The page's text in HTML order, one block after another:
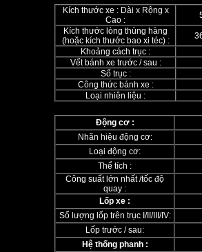
Kích thước xe : Dài x Rộng x
Cao :
Kích thước lòng thùng hàng
(hoặc kích thước bao xi téc) :
Khoảng cách trục :
Vết bánh xe trước / sau :
Số trục :
Công thức bánh xe :
Loại nhiên liệu :
Động cơ :
Nhãn hiệu động cơ:
Loại động cơ:
Thể tích :
Công suất lớn nhất /tốc độ
quay :
Lốp xe :
Số lượng lốp trên trục I/II/III/IV:
Lốp trước / sau:
Hệ thống phanh :